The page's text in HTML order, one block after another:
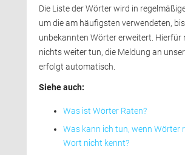
Die Liste der Wörter wird in
um die am häufigsten verwendeten,
unbekannten Wörter erweitert. Hierfür
nichts weiter tun, die Meldung an
erfolgt automatisch.
Siehe auch:
Was ist Wörter Raten?
Was kann ich tun, wenn Wörter
Wort nicht kennt?